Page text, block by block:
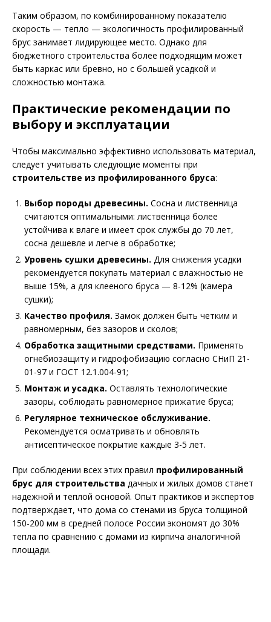
Таким образом, по комбинированному показателю
скорость — тепло — экологичность профилированный
брус занимает лидирующее место. Однако для
бюджетного строительства более подходящим может
быть каркас или бревно, но с большей усадкой и
сложностью монтажа.
Практические рекомендации по
выбору и эксплуатации
Чтобы максимально эффективно использовать материал,
следует учитывать следующие моменты при
строительстве из профилированного бруса:
Выбор породы древесины. Сосна и лиственница
считаются оптимальными: лиственница более
устойчива к влаге и имеет срок службы до 70 лет,
сосна дешевле и легче в обработке;
Уровень сушки древесины. Для снижения усадки
рекомендуется покупать материал с влажностью не
выше 15%, а для клееного бруса — 8-12% (камера
сушки);
Качество профиля. Замок должен быть четким и
равномерным, без зазоров и сколов;
Обработка защитными средствами. Применять
огнебиозащиту и гидрофобизацию согласно СНиП 21-
01-97 и ГОСТ 12.1.004-91;
Монтаж и усадка. Оставлять технологические
зазоры, соблюдать равномерное прижатие бруса;
Регулярное техническое обслуживание.
Рекомендуется осматривать и обновлять
антисептическое покрытие каждые 3-5 лет.
При соблюдении всех этих правил профилированный
брус для строительства дачных и жилых домов станет
надежной и теплой основой. Опыт практиков и экспертов
подтверждает, что дома со стенами из бруса толщиной
150-200 мм в средней полосе России экономят до 30%
тепла по сравнению с домами из кирпича аналогичной
площади.